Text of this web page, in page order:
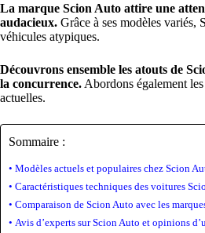
La marque Scion Auto attire une
audacieux. Grâce à ses modèles variés,
véhicules atypiques.
Découvrons ensemble les atouts de
la concurrence. Abordons également
actuelles.
Sommaire :
Modèles actuels et populaires chez Scion
Caractéristiques techniques des voitures
Comparaison de Scion Auto avec les
Avis d’experts sur Scion Auto et opinions